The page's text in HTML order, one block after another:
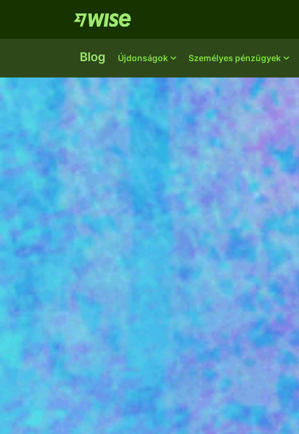
Blog Újdonságok Személyes pénzügyek